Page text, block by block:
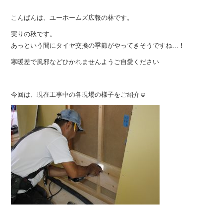
こんばんは、ユーホームズ広報の林です。
実りの秋です。
あっという間にタイヤ交換の季節がやってきそうですね…！
寒暖差で風邪などひかれませんようご自愛ください
今回は、現在工事中の各現場の様子をご紹介☺︎